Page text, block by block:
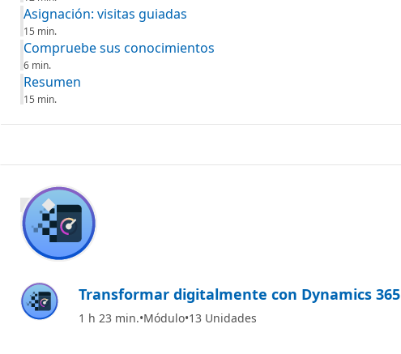
Asignación: visitas guiadas
15 min.
Compruebe sus conocimientos
6 min.
Resumen
15 min.
1400 XP
Transformar digitalmente con Dynamics 365
1 h 23 min. Módulo 13 Unidades